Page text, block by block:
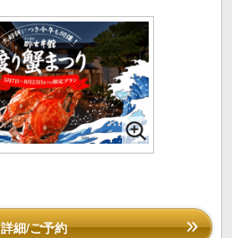
詳細/ご予約